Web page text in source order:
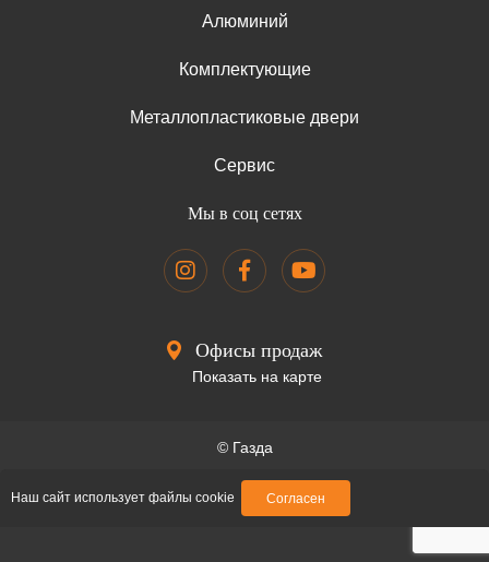
Алюминий
Комплектующие
Металлопластиковые двери
Сервис
Мы в соц сетях
Офисы продаж
Показать на карте
© Газда
Образец договора
Наш сайт использует файлы cookie Согласен